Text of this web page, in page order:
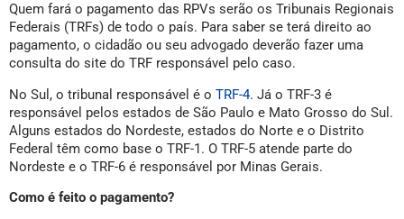
Quem fará o pagamento das RPVs serão os Tribunais Regionais
Federais (TRFs) de todo o país. Para saber se terá direito ao
pagamento, o cidadão ou seu advogado deverão fazer uma
consulta do site do TRF responsável pelo caso.
No Sul, o tribunal responsável é o TRF-4. Já o TRF-3 é
responsável pelos estados de São Paulo e Mato Grosso do Sul.
Alguns estados do Nordeste, estados do Norte e o Distrito
Federal têm como base o TRF-1. O TRF-5 atende parte do
Nordeste e o TRF-6 é responsável por Minas Gerais.
Como é feito o pagamento?